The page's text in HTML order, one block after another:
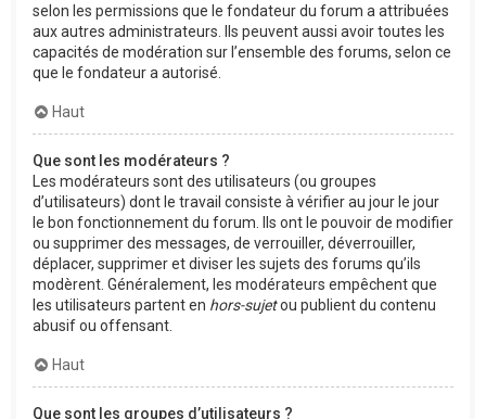
selon les permissions que le fondateur du forum a attribuées
aux autres administrateurs. Ils peuvent aussi avoir toutes les
capacités de modération sur l’ensemble des forums, selon ce
que le fondateur a autorisé.
Haut
Que sont les modérateurs ?
Les modérateurs sont des utilisateurs (ou groupes
d’utilisateurs) dont le travail consiste à vérifier au jour le jour
le bon fonctionnement du forum. Ils ont le pouvoir de modifier
ou supprimer des messages, de verrouiller, déverrouiller,
déplacer, supprimer et diviser les sujets des forums qu’ils
modèrent. Généralement, les modérateurs empêchent que
les utilisateurs partent en hors-sujetou publient du contenu
abusif ou offensant.
Haut
Que sont les groupes d’utilisateurs ?